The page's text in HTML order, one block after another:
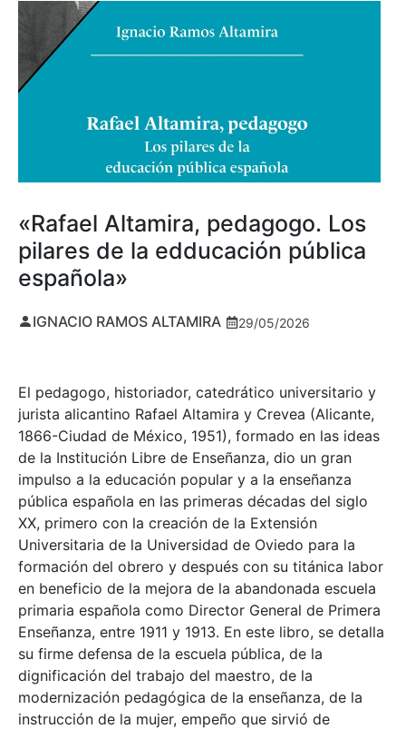
«Rafael Altamira, pedagogo. Los
pilares de la edducación pública
española»
IGNACIO RAMOS ALTAMIRA 29/05/2026
El pedagogo, historiador, catedrático universitario y
jurista alicantino Rafael Altamira y Crevea (Alicante,
1866-Ciudad de México, 1951), formado en las ideas
de la Institución Libre de Enseñanza, dio un gran
impulso a la educación popular y a la enseñanza
pública española en las primeras décadas del siglo
XX, primero con la creación de la Extensión
Universitaria de la Universidad de Oviedo para la
formación del obrero y después con su titánica labor
en beneficio de la mejora de la abandonada escuela
primaria española como Director General de Primera
Enseñanza, entre 1911 y 1913. En este libro, se detalla
su firme defensa de la escuela pública, de la
dignificación del trabajo del maestro, de la
modernización pedagógica de la enseñanza, de la
instrucción de la mujer, empeño que sirvió de